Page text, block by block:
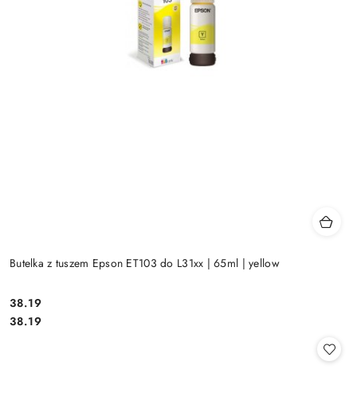
Butelka z tuszem Epson ET103 do L31xx | 65ml | yellow
Cena:
38.19
Cena:
38.19